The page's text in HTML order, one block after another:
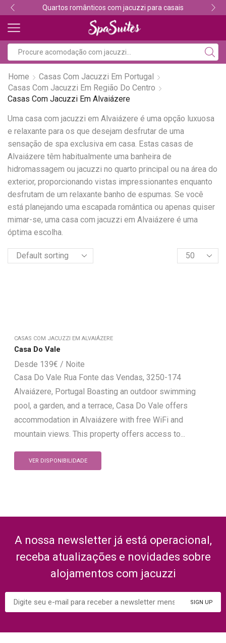
Quartos românticos com jacuzzi para casais
Home
Casas Com Jacuzzi Em Portugal
Casas Com Jacuzzi Em Região Do Centro
Casas Com Jacuzzi Em Alvaiázere
Uma casa com jacuzzi em Alvaiázere é uma opção luxuosa
e relaxante para os que desejam desfrutar de uma
sensação de spa exclusiva em casa. Estas casas de
Alvaiázere têm habitualmente uma banheira de
hidromassagem ou jacuzzi no quarto principal ou na área do
exterior, proporcionando vistas impressionantes enquanto
desfrutam de um relaxante banho de espumas. Se você
está planejando uma escapada romântica ou apenas quiser
mimar-se, uma casa com jacuzzi em Alvaiázere é uma
óptima escolha.
CASAS COM JACUZZI EM ALVAIÁZERE
Casa Do Vale
139€
Casa Do Vale Rua Fonte das Vendas, 3250-174
Alvaiázere, Portugal Boasting an outdoor swimming
pool, a garden, and a terrace, Casa Do Vale offers
accommodation in Alvaiázere with free WiFi and
mountain views. This property offers access to...
VER DISPONIBILIDADE
A nossa newsletter já está operacional,
receba atualizações e novidades sobre
alojamentos com jacuzzi